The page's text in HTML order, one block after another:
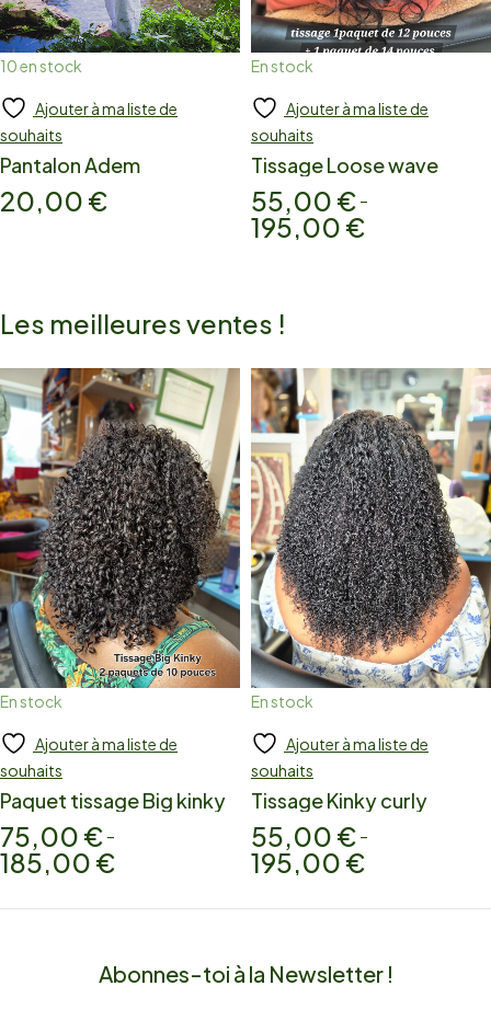
10 en stock
Ajouter
Ajouter à ma liste de
souhaits
Pantalon Adem
20,00 €
En stock
Add to cart
Ajouter à ma liste de
souhaits
Tissage Loose wave
55,00 € –
195,00 €
Les meilleures ventes !
En stock
Add to cart
Ajouter à ma liste de
souhaits
Paquet tissage Big kinky
75,00 € –
185,00 €
En stock
Add to cart
Ajouter à ma liste de
souhaits
Tissage Kinky curly
55,00 € –
195,00 €
Abonnes-toi à la Newsletter !